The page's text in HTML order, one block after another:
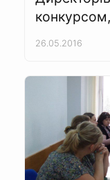
26.05.2016